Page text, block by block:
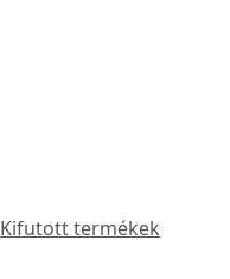
Kifutott termékek